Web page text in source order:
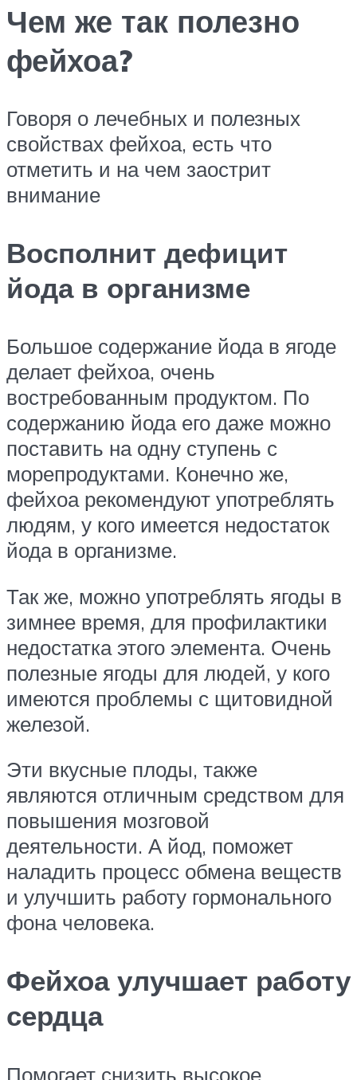
Чем же так полезно
фейхоа?
Говоря о лечебных и полезных
свойствах фейхоа, есть что
отметить и на чем заострит
внимание
Восполнит дефицит
йода в организме
Большое содержание йода в ягоде
делает фейхоа, очень
востребованным продуктом. По
содержанию йода его даже можно
поставить на одну ступень с
морепродуктами. Конечно же,
фейхоа рекомендуют употреблять
людям, у кого имеется недостаток
йода в организме.
Так же, можно употреблять ягоды в
зимнее время, для профилактики
недостатка этого элемента. Очень
полезные ягоды для людей, у кого
имеются проблемы с щитовидной
железой.
Эти вкусные плоды, также
являются отличным средством для
повышения мозговой
деятельности. А йод, поможет
наладить процесс обмена веществ
и улучшить работу гормонального
фона человека.
Фейхоа улучшает работу
сердца
Помогает снизить высокое